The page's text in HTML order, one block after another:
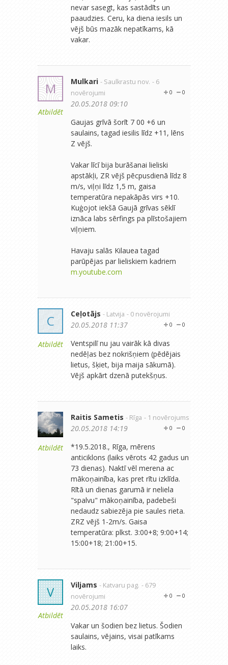
nevar sasegt, kas sastādīts un
paaudzies. Ceru, ka diena iesils un
vējš būs mazāk nepatīkams, kā
vakar.
M
Atbildēt
Mulkari - Saulkrastu nov. - 6
novērojumi
0
0
20.05.2018 09:10
Gaujas grīvā šorīt 7 00 +6 un
saulains, tagad iesilis līdz +11, lēns
Z vējš.
Vakar līcī bija burāšanai lieliski
apstākļi, ZR vējš pēcpusdienā līdz 8
m/s, viļņi līdz 1,5 m, gaisa
temperatūra nepakāpās virs +10.
Kuģojot iekšā Gaujā grīvas sēklī
iznāca labs sērfings pa plīstošajiem
viļņiem.
Havaju salās Kilauea tagad
parūpējas par lieliskiem kadriem
m.youtube.com
C
Atbildēt
Ceļotājs - Latvija - 0 novērojumi
0
0
20.05.2018 11:37
Ventspilī nu jau vairāk kā divas
nedēļas bez nokrišņiem (pēdējais
lietus, šķiet, bija maija sākumā).
Vējš apkārt dzenā putekšņus.
Atbildēt
Raitis Sametis - Rīga - 1 novērojums
0
0
20.05.2018 14:19
*19.5.2018., Rīga, mērens
anticiklons (laiks vērots 42 gadus un
73 dienas). Naktī vēl merena ac
mākoņainība, kas pret rītu izklīda.
Rītā un dienas garumā ir neliela
"spalvu" mākoņainība, padebeši
nedaudz sabiezēja pie saules rieta.
ZRZ vējš 1-2m/s. Gaisa
temperatūra: plkst. 3:00+8; 9:00+14;
15:00+18; 21:00+15.
V
Atbildēt
Viljams - Katvaru pag. - 679
novērojumi
0
0
20.05.2018 16:07
Vakar un šodien bez lietus. Šodien
saulains, vējains, visai patīkams
laiks.